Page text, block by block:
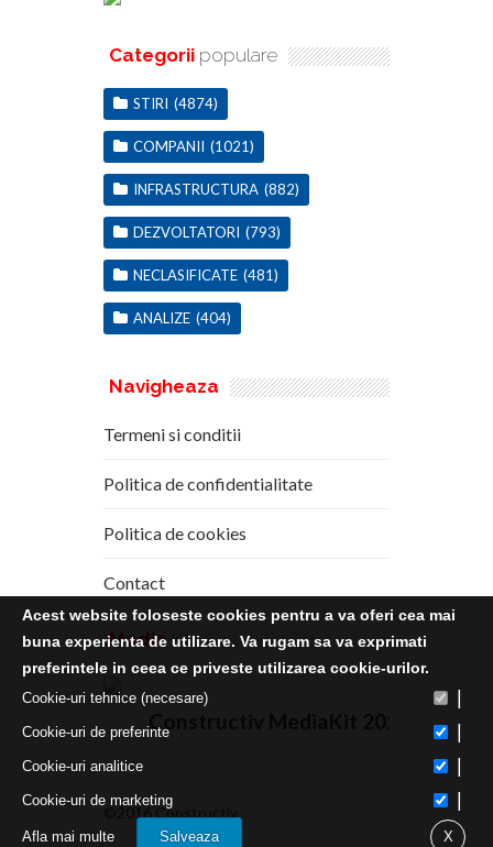
Categorii populare
STIRI (4874)
COMPANII (1021)
INFRASTRUCTURA (882)
DEZVOLTATORI (793)
NECLASIFICATE (481)
ANALIZE (404)
Navigheaza
Termeni si conditii
Politica de confidentialitate
Politica de cookies
Contact
Media Kit
©2016 Constructiv
Acest website foloseste cookies pentru a va oferi cea mai
buna experienta de utilizare. Va rugam sa va exprimati
preferintele in ceea ce priveste utilizarea cookie-urilor.
Cookie-uri tehnice (necesare)
Cookie-uri de preferinte
Cookie-uri analitice
Cookie-uri de marketing
Afla mai multe Salveaza X